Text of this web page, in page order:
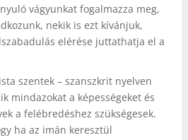
vágyunkat fogalmazza meg,
nekik is ezt kívánjuk,
elérése juttathatja el a
szentek – szanszkrit nyelven
mindazokat a képességeket és
a felébredéshez szükségesek.
ha az imán keresztül